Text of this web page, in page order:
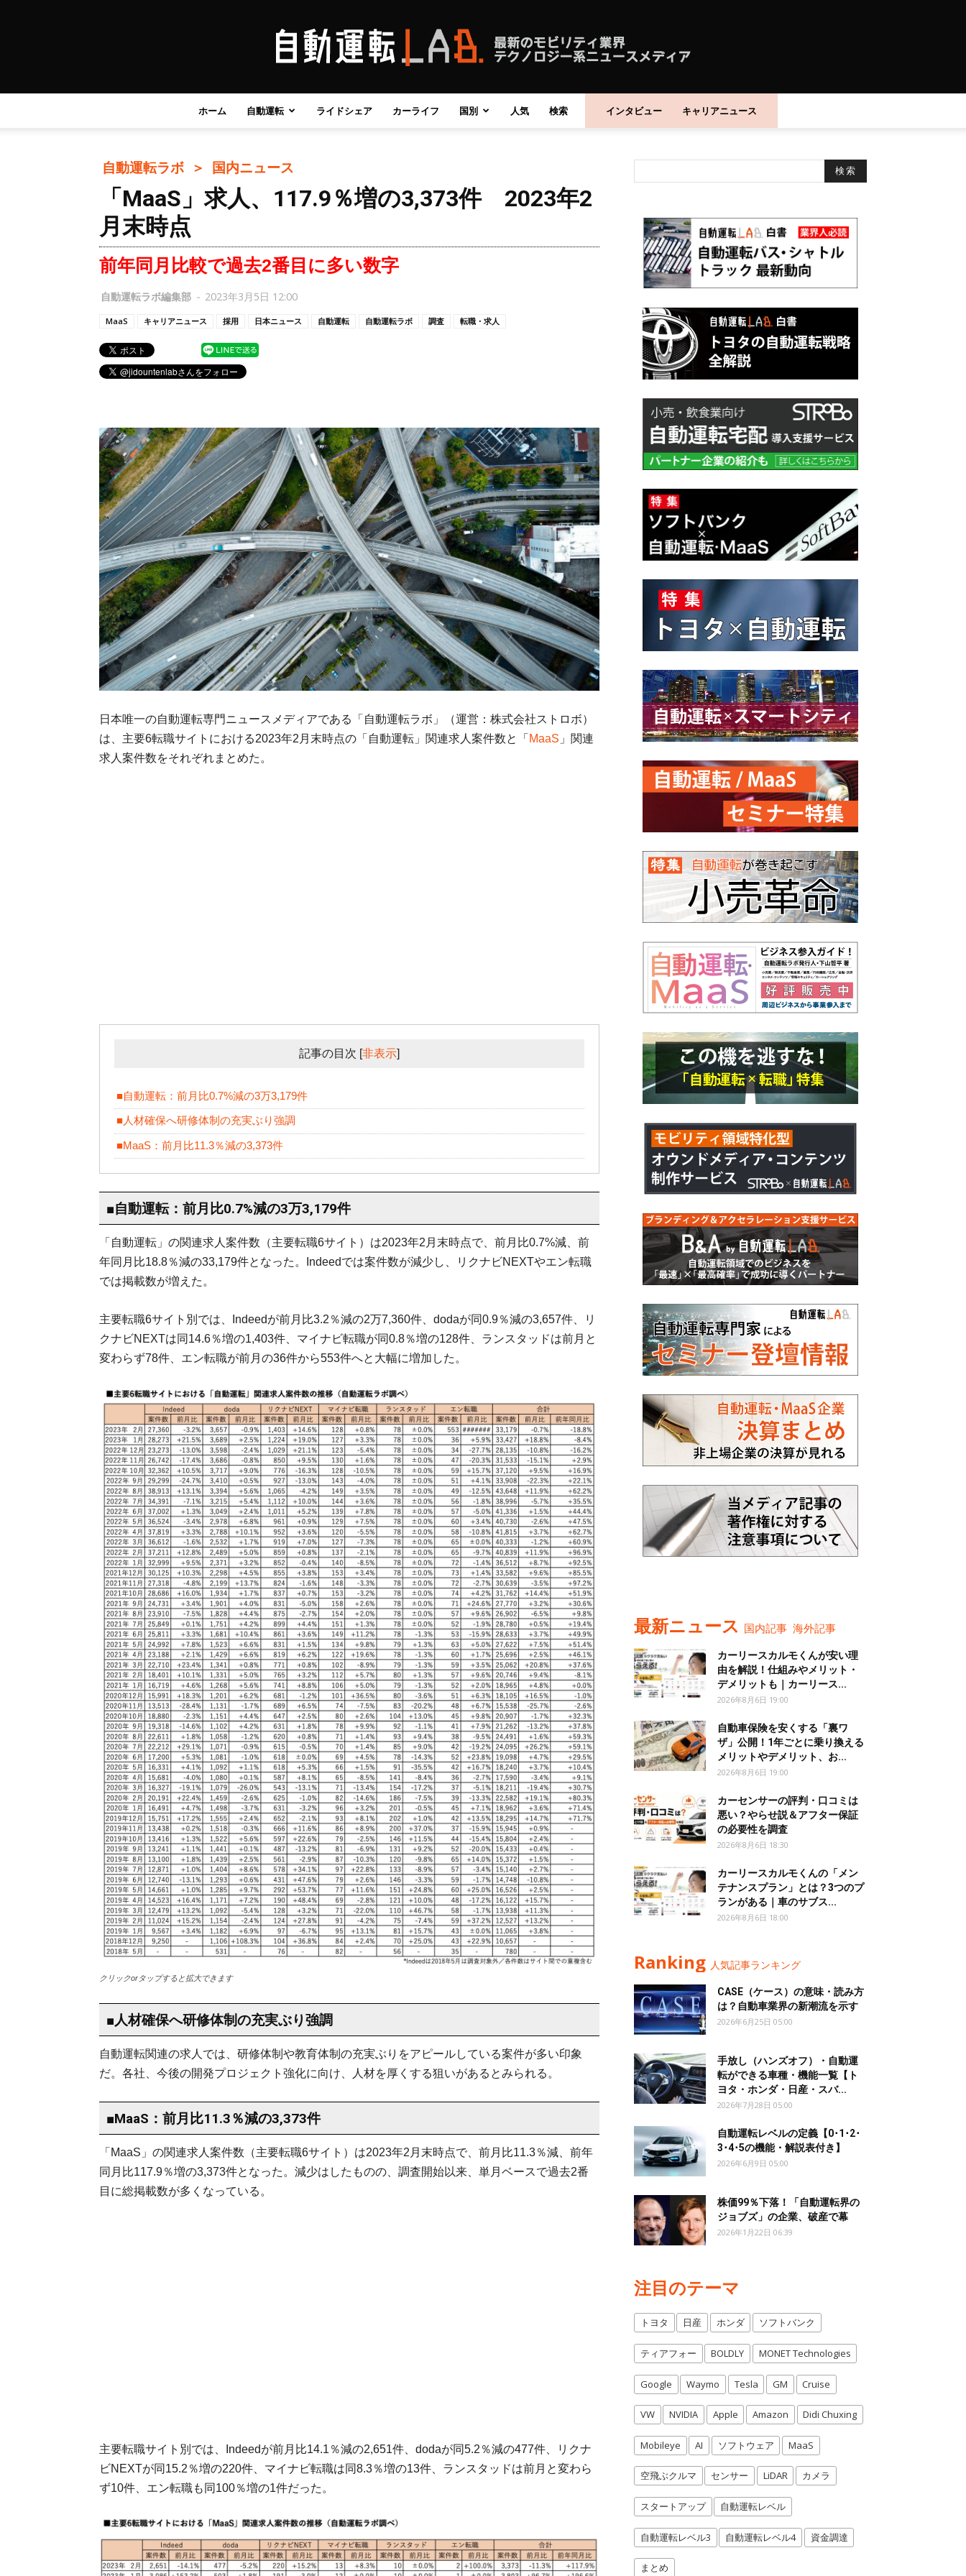
自
ラ
ボ
ホーム 自動運転 ライドシェア カーライフ 国別 人気 検索 インタビュー キャリアニュース
自動運転ラボ ＞ 国内ニュース
「MaaS」求人、117.9％増の3,373件 2023年2
月末時点
前年同月比較で過去2番目に多い数字
自動運転ラボ編集部 - 2023年3月5日 12:00
MaaS キャリアニュース 採用 日本ニュース 自動運転 自動運転ラボ 調査 転職・求人
日本唯一の自動運転専門ニュースメディアである「自動運転ラボ」（運営：株式会社ストロボ）
は、主要6転職サイトにおける2023年2月末時点の「自動運転」関連求人案件数と「 MaaS 」関連
求人案件数をそれぞれまとめた。
記事の目次 [非表示]
■自動運転：前月比0.7%減の3万3,179件
■人材確保へ研修体制の充実ぶり強調
■MaaS：前月比11.3％減の3,373件
■自動運転：前月比0.7%減の3万3,179件
「自動運転」の関連求人案件数（主要転職6サイト）は2023年2月末時点で、前月比0.7%減、前
年同月比18.8％減の33,179件となった。Indeedでは案件数が減少し、リクナビNEXTやエン転職
では掲載数が増えた。
主要転職6サイト別では、Indeedが前月比3.2％減の2万7,360件、dodaが同0.9％減の3,657件、リ
クナビNEXTは同14.6％増の1,403件、マイナビ転職が同0.8％増の128件、ランスタッドは前月と
変わらず78件、エン転職が前月の36件から553件へと大幅に増加した。
クリックorタップすると拡大できます
■人材確保へ研修体制の充実ぶり強調
自動運転関連の求人では、研修体制や教育体制の充実ぶりをアピールしている案件が多い印象
だ。各社、今後の開発プロジェクト強化に向け、人材を厚くする狙いがあるとみられる。
■MaaS：前月比11.3％減の3,373件
「MaaS」の関連求人案件数（主要転職6サイト）は2023年2月末時点で、前月比11.3％減、前年
同月比117.9％増の3,373件となった。減少はしたものの、調査開始以来、単月ベースで過去2番
目に総掲載数が多くなっている。
主要転職サイト別では、Indeedが前月比14.1％減の2,651件、dodaが同5.2％減の477件、リクナ
ビNEXTが同15.2％増の220件、マイナビ転職は同8.3％増の13件、ランスタッドは前月と変わら
ず10件、エン転職も同100％増の1件だった。
最新ニュース 国内記事 海外記事
カーリースカルモくんが安い理
由を解説！仕組みやメリット・
デメリットも｜カーリース...
2026年8月6日 19:00
自動車保険を安くする「裏ワ
ザ」公開！1年ごとに乗り換える
メリットやデメリット、お...
2026年8月6日 19:00
カーセンサーの評判・口コミは
悪い？やらせ説＆アフター保証
の必要性を調査
2026年8月6日 18:30
カーリースカルモくんの「メン
テナンスプラン」とは？3つのプ
ランがある｜車のサブス...
2026年8月6日 18:00
Ranking 人気記事ランキング
CASE（ケース）の意味・読み方
は？自動車業界の新潮流を示す
2026年6月25日 05:00
手放し（ハンズオフ）・自動運
転ができる車種・機能一覧【ト
ヨタ・ホンダ・日産・スバ...
2026年7月28日 05:00
自動運転レベルの定義【0･1･2･
3･4･5の機能・解説表付き】
2026年6月9日 05:00
株価99％下落！「自動運転界の
ジョブズ」の企業、破産で幕
2026年1月22日 06:39
注目のテーマ
トヨタ 日産 ホンダ ソフトバンク
ティアフォー BOLDLY MONET Technologies
Google Waymo Tesla GM Cruise
VW NVIDIA Apple Amazon Didi Chuxing
Mobileye AI ソフトウェア MaaS
空飛ぶクルマ センサー LiDAR カメラ
スタートアップ 自動運転レベル
自動運転レベル3 自動運転レベル4 資金調達
まとめ